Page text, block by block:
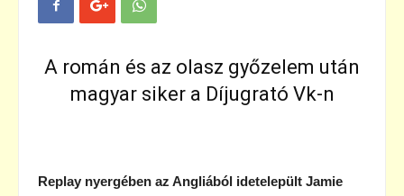
A román és az olasz győzelem után
magyar siker a Díjugrató Vk-n
Replay nyergében az Angliából idetelepült Jamie